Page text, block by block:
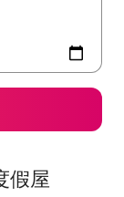
假屋